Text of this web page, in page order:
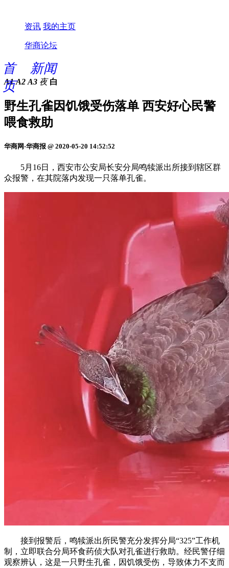
资讯 我的主页
华商论坛
首
页
新闻
A1 A2 A3 夜 白
野生孔雀因饥饿受伤落单 西安好心民警
喂食救助
华商网-华商报 @ 2020-05-20 14:52:52
5月16日，西安市公安局长安分局鸣犊派出所接到辖区群
众报警，在其院落内发现一只落单孔雀。
接到报警后，鸣犊派出所民警充分发挥分局“325”工作机
制，立即联合分局环食药侦大队对孔雀进行救助。经民警仔细
观察辨认，这是一只野生孔雀，因饥饿受伤，导致体力不支而